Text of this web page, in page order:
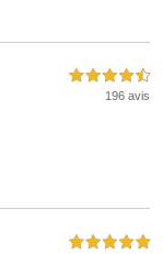
4,5 étoiles sur 5
196 avis
5,0 étoiles sur 5